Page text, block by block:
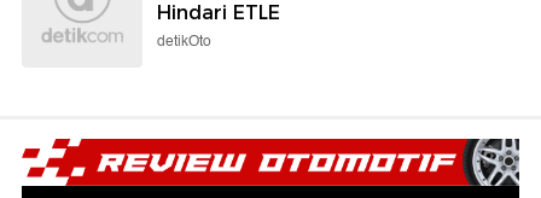
Hindari ETLE
detikOto